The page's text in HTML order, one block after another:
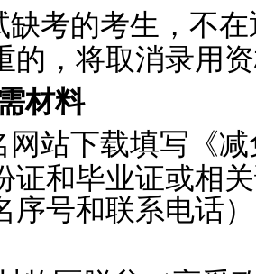
缺考的考生，不
的，将取消录用
材料
网站下载填写《
证和毕业证或相
序号和联系电话